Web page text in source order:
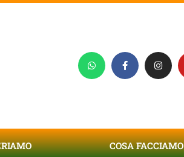
COSA FACCIAMO